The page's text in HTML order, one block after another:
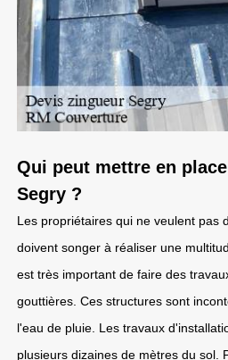
Qui peut mettre en
Segry ?
Les propriétaires qui ne veulent pas
doivent songer à réaliser une
est très important de faire des
gouttières. Ces structures sont
l'eau de pluie. Les travaux
plusieurs dizaines de mètres du sol.